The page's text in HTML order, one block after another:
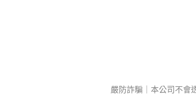
嚴防詐騙｜本公司不會